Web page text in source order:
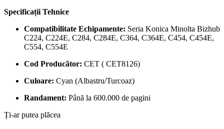
Specificații Tehnice
Compatibilitate Echipamente: Seria Konica Minolta Bizhub
C224, C224E, C284, C284E, C364, C364E, C454, C454E,
C554, C554E
Cod Producător: CET ( CET8126)
Culoare: Cyan (Albastru/Turcoaz)
Randament: Până la 600.000 de pagini
Ți-ar putea plăcea